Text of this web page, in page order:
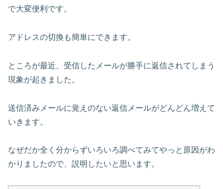
で大変便利です。
アドレスの切換も簡単にできます。
ところが最近、受信したメールが勝手に返信されてしまう
現象が起きました。
送信済みメールに覚えのない返信メールがどんどん増えて
いきます。
なぜだか全く分からずいろいろ調べてみてやっと原因がわ
かりましたので、説明したいと思います。